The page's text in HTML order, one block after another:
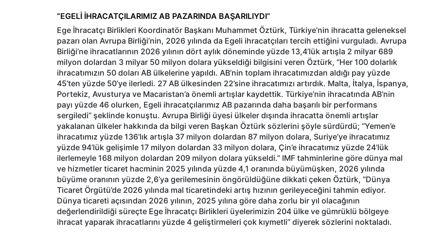
“EGELİ İHRACATÇILARIMIZ AB PAZARINDA BAŞARILIYDI”
Ege İhracatçı Birlikleri Koordinatör Başkanı Muhammet Öztürk, Türkiye’nin ihracatta geleneksel
pazarı olan Avrupa Birliği’nin, 2026 yılında da Egeli ihracatçıları tercih ettiğini vurguladı. Avrupa
Birliği’ne ihracatlarının 2026 yılının dört aylık döneminde yüzde 13,4’lük artışla 2 milyar 689
milyon dolardan 3 milyar 50 milyon dolara yükseldiği bilgisini veren Öztürk, “Her 100 dolarlık
ihracatımızın 50 doları AB ülkelerine yapıldı. AB’nin toplam ihracatımızdan aldığı pay yüzde
45’ten yüzde 50’ye ilerledi. 27 AB ülkesinden 22’sine ihracatımızı artırdık. Malta, İtalya, İspanya,
Portekiz, Avusturya ve Macaristan’a önemli artışlar kaydettik. Türkiye’nin ihracatında AB’nin
payı yüzde 46 olurken, Egeli ihracatçılarımız AB pazarında daha başarılı bir performans
sergiledi” şeklinde konuştu. Avrupa Birliği üyesi ülkeler dışında ihracatta önemli artışlar
yakalanan ülkeler hakkında da bilgi veren Başkan Öztürk sözlerini şöyle sürdürdü; “Yemen’e
ihracatımız yüzde 136’lık artışla 37 milyon dolardan 87 milyon dolara, Suriye’ye ihracatımız
yüzde 94’lük gelişimle 17 milyon dolardan 33 milyon dolara, Çin’e ihracatımız yüzde 24’lük
ilerlemeyle 168 milyon dolardan 209 milyon dolara yükseldi.” IMF tahminlerine göre dünya mal
ve hizmetler ticaret hacminin 2025 yılında yüzde 4,1 oranında büyümüşken, 2026 yılında
büyüme oranının yüzde 2,6’ya gerilemesinin öngörüldüğüne dikkati çeken Öztürk, “Dünya
Ticaret Örgütü’de 2026 yılında mal ticaretindeki artış hızının gerileyeceğini tahmin ediyor.
Dünya ticareti açısından 2026 yılının, 2025 yılına göre daha zorlu bir yıl olacağının
değerlendirildiği süreçte Ege İhracatçı Birlikleri üyelerimizin 204 ülke ve gümrüklü bölgeye
ihracat yaparak ihracatlarını yüzde 4 geliştirmeleri çok kıymetli” diyerek sözlerini noktaladı.